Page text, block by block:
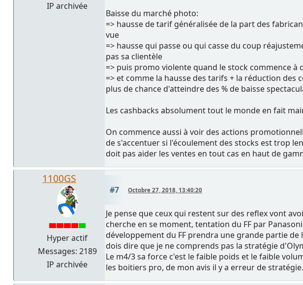
IP archivée
Baisse du marché photo:
=> hausse de tarif généralisée de la part des
vue
=> hausse qui passe ou qui casse du coup
pas sa clientèle
=> puis promo violente quand le stock commence
=> et comme la hausse des tarifs + la réduction
plus de chance d'atteindre des % de baisse
Les cashbacks absolument tout le monde en fait
On commence aussi à voir des actions
de s'accentuer si l'écoulement des stocks est trop
doit pas aider les ventes en tout cas en haut de
1100GS
Hyper actif
Messages: 2189
IP archivée
#7 Octobre 27, 2018, 13:40:20
Je pense que ceux qui restent sur des reflex vont
cherche en se moment, tentation du FF par
développement du FF prendra une grande partie
dois dire que je ne comprends pas la stratégie
Le m4/3 sa force c'est le faible poids et le faible
les boitiers pro, de mon avis il y a erreur de stratégie.